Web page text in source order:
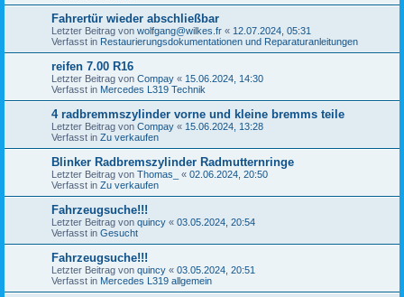
Fahrertür wieder abschließbar
Letzter Beitrag von wolfgang@wilkes.fr « 12.07.2024, 05:31
Verfasst in Restaurierungsdokumentationen und Reparaturanleitungen
reifen 7.00 R16
Letzter Beitrag von Compay « 15.06.2024, 14:30
Verfasst in Mercedes L319 Technik
4 radbremmszylinder vorne und kleine bremms teile
Letzter Beitrag von Compay « 15.06.2024, 13:28
Verfasst in Zu verkaufen
Blinker Radbremszylinder Radmutternringe
Letzter Beitrag von Thomas_ « 02.06.2024, 20:50
Verfasst in Zu verkaufen
Fahrzeugsuche!!!
Letzter Beitrag von quincy « 03.05.2024, 20:54
Verfasst in Gesucht
Fahrzeugsuche!!!
Letzter Beitrag von quincy « 03.05.2024, 20:51
Verfasst in Mercedes L319 allgemein